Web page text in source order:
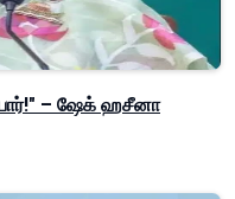
– ஷேக் ஹசீனா